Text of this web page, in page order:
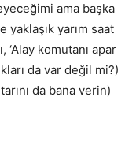
ama başka
yarım saat
‘Alay komutanı apar
da var değil mi?)
da bana verin)